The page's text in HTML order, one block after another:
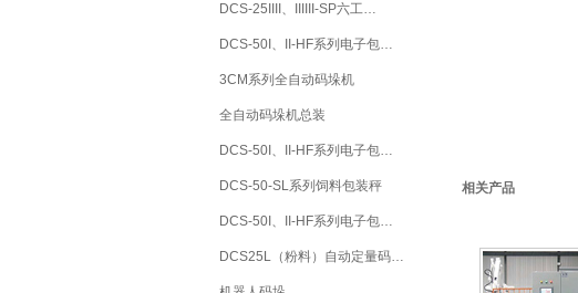
DCS-25IIII、IIIIII-SP六工…
DCS-50I、II-HF系列电子包…
3CM系列全自动码垛机
全自动码垛机总装
DCS-50I、II-HF系列电子包…
DCS-50-SL系列饲料包装秤
DCS-50I、II-HF系列电子包…
DCS25L（粉料）自动定量码…
相关产品